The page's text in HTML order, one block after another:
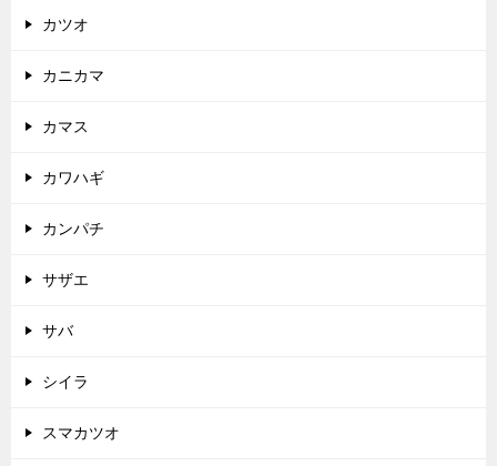
カツオ
カニカマ
カマス
カワハギ
カンパチ
サザエ
サバ
シイラ
スマカツオ